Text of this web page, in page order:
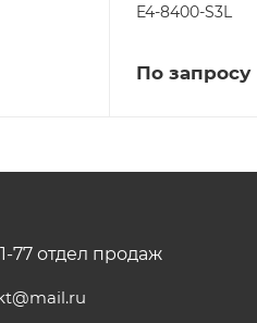
E4-8400-S3L
По запросу
77 отдел продаж